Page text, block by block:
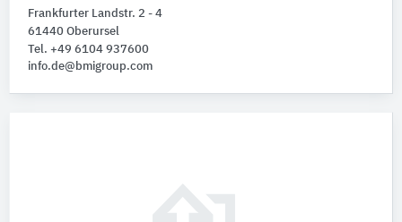
Frankfurter Landstr. 2 - 4
61440 Oberursel
Tel. +49 6104 937600
info.de@bmigroup.com